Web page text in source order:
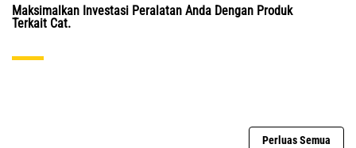
Maksimalkan Investasi Peralatan Anda Dengan Produk
Terkait Cat.
Perluas Semua